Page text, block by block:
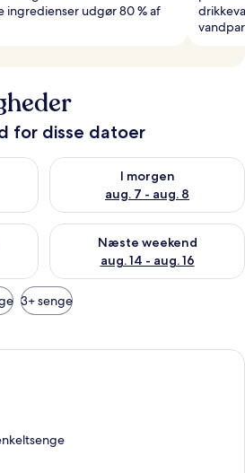
ingredienser udgør 80 % af
for disse datoer
aug. 6 - aug. 7
I morgen
aug. 7 - aug. 8
Tjek tilgængelighed for i
weekend aug. 7 - aug. 9
Næste weekend
aug. 14 - aug. 16
Tjek tilgængelighed for næste
3+ senge
Et hotelværelse med en stor seng,